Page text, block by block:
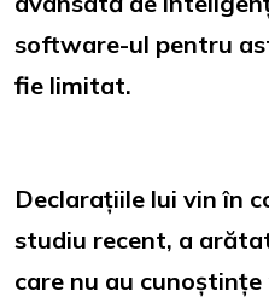
software-ul pentru
fie limitat.
Declarațiile lui vin în
studiu recent, a
care nu au